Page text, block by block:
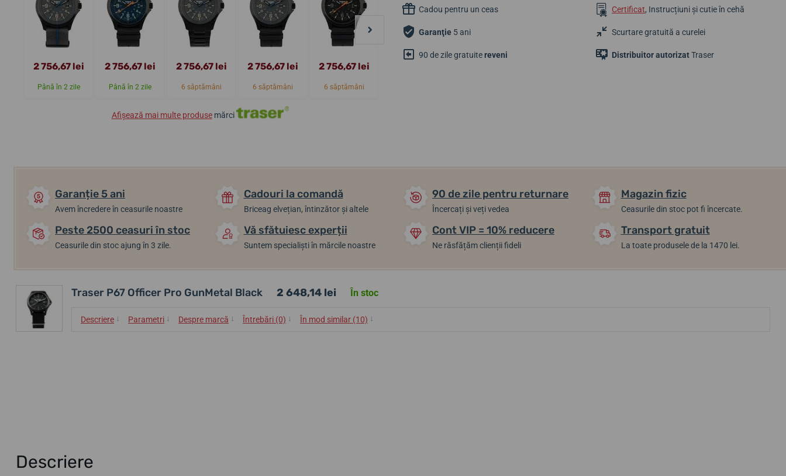
Cadou pentru un ceas Certificat, Instrucțiuni și cutie în cehă
Garanţie 5 ani Scurtare gratuită a curelei
90 de zile gratuitereveni Distribuitor autorizatTraser
2 756,67 lei
Până în 2 zile
2 756,67 lei
Până în 2 zile
2 756,67 lei
6 săptămâni
2 756,67 lei
6 săptămâni
2 756,67 lei
6 săptămâni
2 756,67 lei
Afișează mai multe produsemărci
Garanție 5 ani
Avem încredere în ceasurile noastre
Cadouri la comandă
Briceag elvețian, întinzător și altele
90 de zile pentru returnare
Încercați și veți vedea
Magazin fizic
Ceasurile din stoc pot fi încercate.
Peste 2500 ceasuri în stoc
Ceasurile din stoc ajung în 3 zile.
Vă sfătuiesc experții
Suntem specialiști în mărcile noastre
Cont VIP = 10% reducere
Ne răsfățăm clienții fideli
Transport gratuit
La toate produsele de la 1470 lei.
Traser P67 Officer Pro GunMetal Black 2 648,14 lei În stoc
Descriere ↓ Parametri ↓ Despre marcă ↓ Întrebări (0) ↓ În mod similar (10) ↓
Descriere